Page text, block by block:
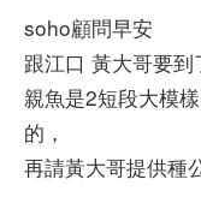
soho顧問早安
跟江口 黃大哥要
親魚是2短段大模
的，
再請黃大哥提供種